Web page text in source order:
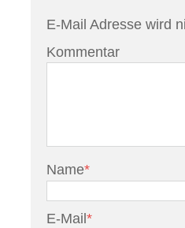
E-Mail Adresse wird
Kommentar
Name*
E-Mail *